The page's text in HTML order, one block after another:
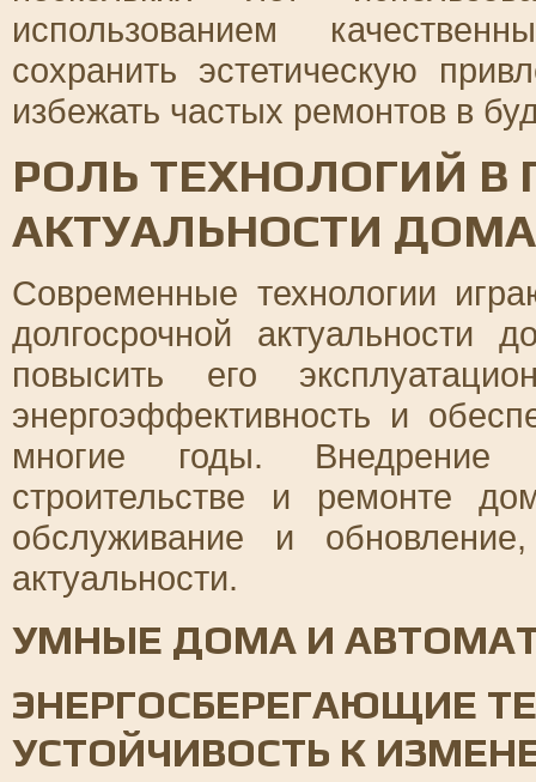
использованием
сохранить эстетическую
избежать частых ремонтов в
РОЛЬ ТЕХНОЛОГИЙ В
АКТУАЛЬНОСТИ ДОМА
Современные технологии
долгосрочной актуальности
повысить его
энергоэффективность и
многие годы. Внедрение
строительстве и ремонте
обслуживание и
актуальности.
УМНЫЕ ДОМА И
ЭНЕРГОСБЕРЕГАЮЩИЕ
УСТОЙЧИВОСТЬ К